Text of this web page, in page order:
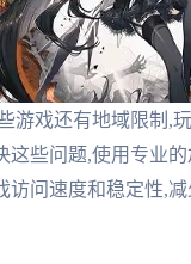
游戏还有地域限制,
些问题,使用专业
问速度和稳定性,减